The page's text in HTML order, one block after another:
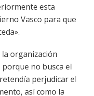
esta
Vasco para que
organización
no busca el
perjudicar el
así como la